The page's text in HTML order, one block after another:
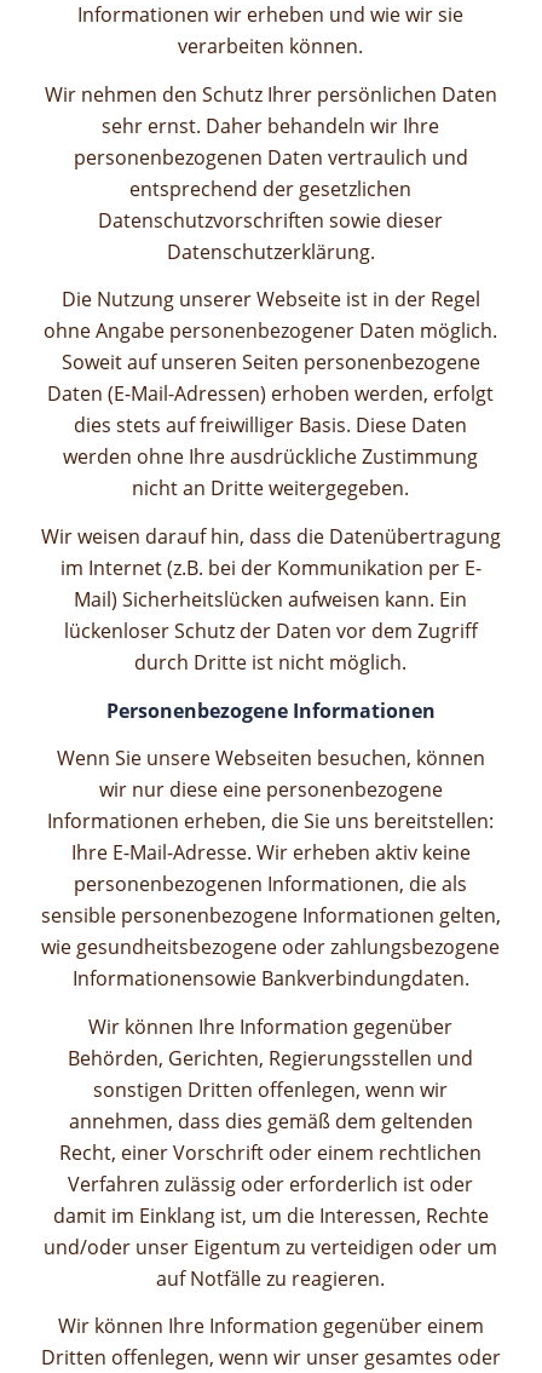
Informationen wir erheben und wie wir sie
verarbeiten können.
Wir nehmen den Schutz Ihrer persönlichen Daten
sehr ernst. Daher behandeln wir Ihre
personenbezogenen Daten vertraulich und
entsprechend der gesetzlichen
Datenschutzvorschriften sowie dieser
Datenschutzerklärung.
Die Nutzung unserer Webseite ist in der Regel
ohne Angabe personenbezogener Daten möglich.
Soweit auf unseren Seiten personenbezogene
Daten (E-Mail-Adressen) erhoben werden, erfolgt
dies stets auf freiwilliger Basis. Diese Daten
werden ohne Ihre ausdrückliche Zustimmung
nicht an Dritte weitergegeben.
Wir weisen darauf hin, dass die Datenübertragung
im Internet (z.B. bei der Kommunikation per E-
Mail) Sicherheitslücken aufweisen kann. Ein
lückenloser Schutz der Daten vor dem Zugriff
durch Dritte ist nicht möglich.
Personenbezogene Informationen
Wenn Sie unsere Webseiten besuchen, können
wir nur diese eine personenbezogene
Informationen erheben, die Sie uns bereitstellen:
Ihre E-Mail-Adresse. Wir erheben aktiv keine
personenbezogenen Informationen, die als
sensible personenbezogene Informationen gelten,
wie gesundheitsbezogene oder zahlungsbezogene
Informationensowie Bankverbindungdaten.
Wir können Ihre Information gegenüber
Behörden, Gerichten, Regierungsstellen und
sonstigen Dritten offenlegen, wenn wir
annehmen, dass dies gemäß dem geltenden
Recht, einer Vorschrift oder einem rechtlichen
Verfahren zulässig oder erforderlich ist oder
damit im Einklang ist, um die Interessen, Rechte
und/oder unser Eigentum zu verteidigen oder um
auf Notfälle zu reagieren.
Wir können Ihre Information gegenüber einem
Dritten offenlegen, wenn wir unser gesamtes oder